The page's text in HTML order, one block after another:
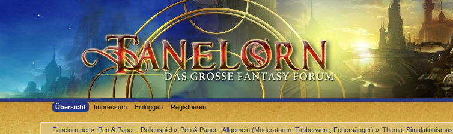
Übersicht Impressum Einloggen Registrieren
Tanelorn.net » Pen & Paper - Rollenspiel» Pen & Paper - Allgemein (Moderatoren:Timberwere Feuersänger) » Thema:Simulationismus